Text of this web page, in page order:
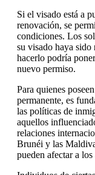
Si el visado está a
renovación, se
condiciones. Los
su visado haya
hacerlo podría
nuevo permiso.
Para quienes
permanente, es
las políticas de
aquellos
relaciones
Brunéi y las
pueden afectar a